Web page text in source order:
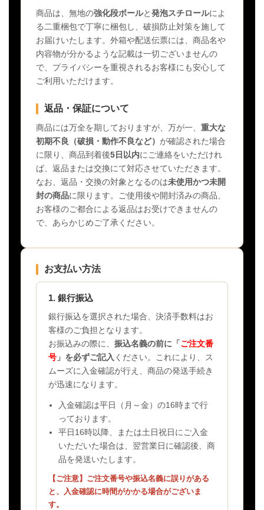
商品は、無地の強化段ボールと発泡スチロールによ
る二重梱包で丁寧に梱包し、破損防止対策を施して
お届けいたします。外箱や配送伝票には、商品名や
内容物が分かるような記載は一切ございませんの
で、プライバシーを重視されるお客様にも安心して
ご利用いただけます。
返品・保証について
商品には万全を期しておりますが、万が一、 重大な
初期不良（破損・動作不良など） が確認された場合
に限り、商品到着後5日以内にご連絡をいただけれ
ば、返品または交換にて対応させていただきます。
なお、返品・交換の対象となるのは未使用かつ未開
封の商品に限ります。ご使用後や開封済みの商品、
お客様のご都合による返品はお受けできませんの
で、あらかじめご了承ください。
お支払い方法
1. 銀行振込
銀行振込を選択された場合、決済手数料はお
客様のご負担となります。
お振込みの際に、 振込名義の前に「 ご注文番
号 」を必ずご記入 ください。これにより、ス
ムーズに入金確認が行え、商品の発送手続き
が迅速になります。
入金確認は平日（月～金）の16時まで行
っております。
平日16時以降、または土日祝日にご入金
いただいた場合は、翌営業日に確認後、商
品を発送いたします。
【ご注意】ご注文番号や振込名義に誤りがある
と、入金確認に時間がかかる場合がございま
す。